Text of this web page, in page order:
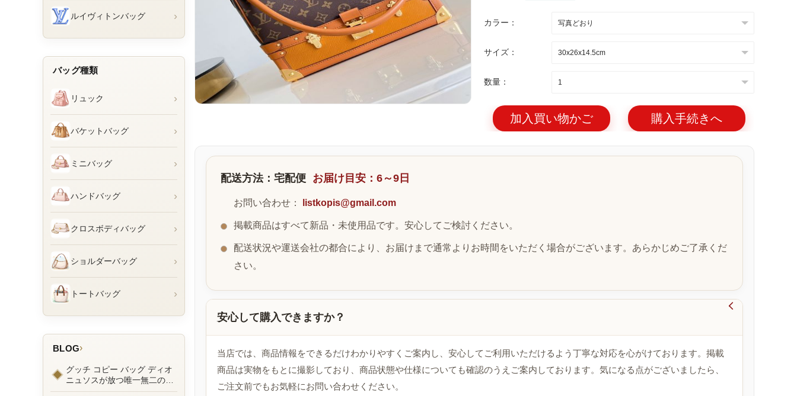
ルイヴィトンバッグ ›
バッグ種類
リュック ›
バケットバッグ ›
ミニバッグ ›
ハンドバッグ ›
クロスボディバッグ ›
ショルダーバッグ ›
トートバッグ ›
BLOG›
グッチ コピー バッグ ディオ
ニュソスが放つ唯一無二の魅
力とは？新作ラインナップ徹
カラー：
サイズ：
数量：
加入買い物かご 購入手続きへ
配送方法：宅配便 お届け目安：6～9日
お問い合わせ： listkopis@gmail.com
掲載商品はすべて新品・未使用品です。安心してご検討ください。
配送状況や運送会社の都合により、お届けまで通常よりお時間をいただく場合がございます。あらかじめご了承くだ
さい。
安心して購入できますか？

当店では、商品情報をできるだけわかりやすくご案内し、安心してご利用いただけるよう丁寧な対応を心がけております。掲載
商品は実物をもとに撮影しており、商品状態や仕様についても確認のうえご案内しております。気になる点がございましたら、
ご注文前でもお気軽にお問い合わせください。